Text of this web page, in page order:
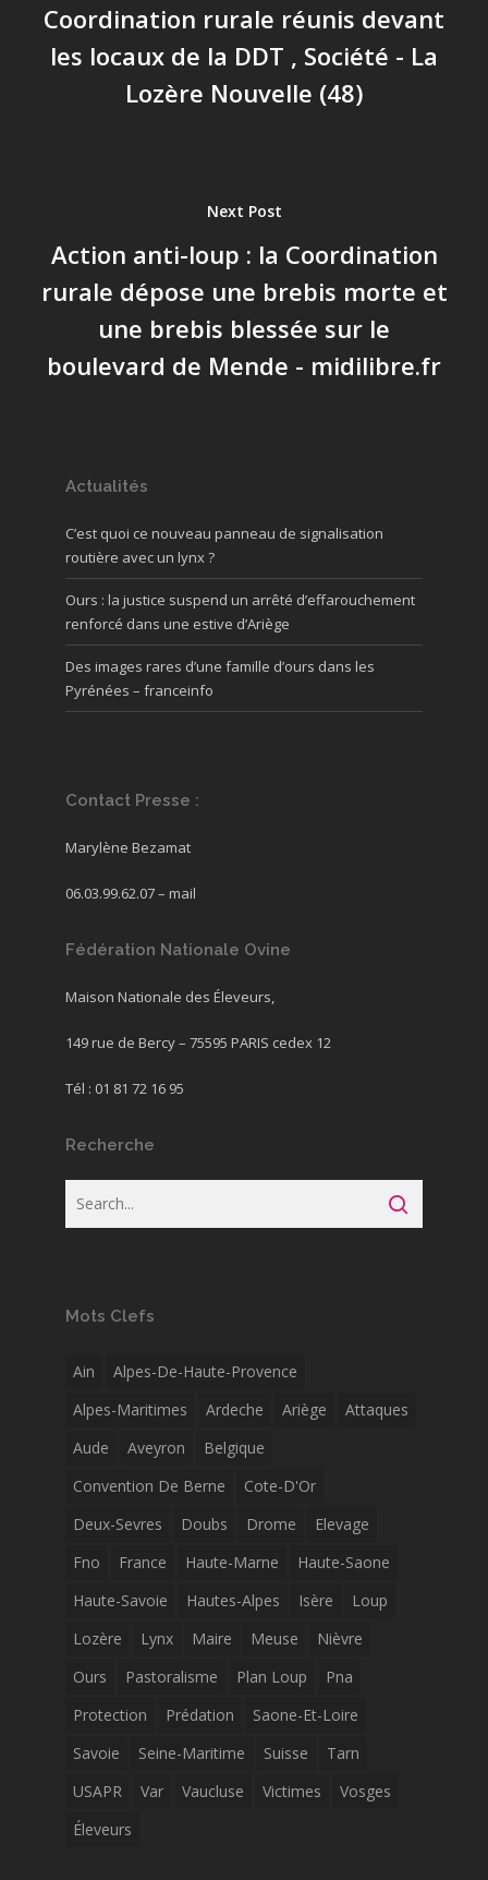
Coordination rurale réunis devant
les locaux de la DDT , Société - La
Lozère Nouvelle (48)
Next Post
Action anti-loup : la Coordination
rurale dépose une brebis morte et
une brebis blessée sur le
boulevard de Mende - midilibre.fr
Actualités
C’est quoi ce nouveau panneau de signalisation
routière avec un lynx ?
Ours : la justice suspend un arrêté d’effarouchement
renforcé dans une estive d’Ariège
Des images rares d’une famille d’ours dans les
Pyrénées – franceinfo
Contact Presse :
Marylène Bezamat
06.03.99.62.07 – mail
Fédération Nationale Ovine
Maison Nationale des Éleveurs,
149 rue de Bercy – 75595 PARIS cedex 12
Tél : 01 81 72 16 95
Recherche
Mots Clefs
Ain
Alpes-De-Haute-Provence
Alpes-Maritimes
Ardeche Ariège
Attaques
Aude
Aveyron
Belgique
Convention De Berne
Cote-D'Or
Deux-Sevres
Doubs Drome
Elevage
Fno
France Haute-Marne
Haute-Saone
Haute-Savoie
Hautes-Alpes Isère
Loup
Lozère
Lynx Maire Meuse
Nièvre
Ours
Pastoralisme Plan Loup
Pna
Protection
Prédation
Saone-Et-Loire
Savoie
Seine-Maritime Suisse
Tarn
USAPR
Var Vaucluse Victimes
Vosges
Éleveurs